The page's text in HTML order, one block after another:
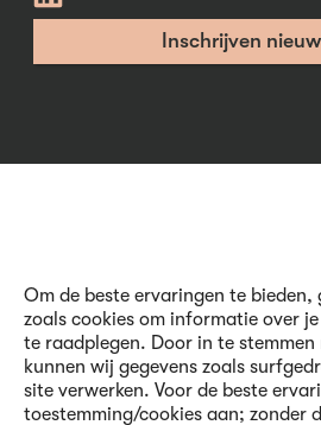
Om de beste ervaringen te
zoals cookies om informatie over
te raadplegen. Door in te stemmen
kunnen wij gegevens zoals
site verwerken. Voor de beste
toestemming/cookies aan; zonder
Inschrijven